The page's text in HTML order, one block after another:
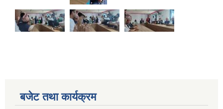
बजेट तथा कार्यक्रम